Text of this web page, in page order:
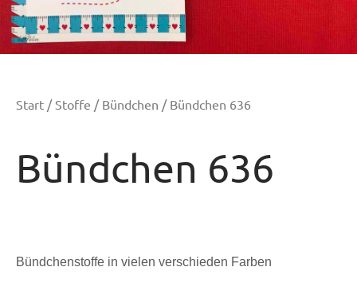
Start / Stoffe / Bündchen / Bündchen 636
Bündchen 636
Bündchenstoffe in vielen verschieden Farben